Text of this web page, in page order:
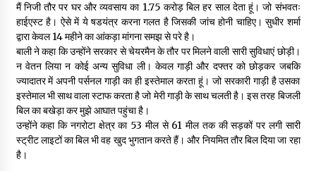
मैं निजी तौर पर घर और व्यवसाय का 1.75 करोड़ बिल हर साल देता हूं। जो संभवतः
हाईएस्ट है। ऐसे में ये षडयंत्र करना गलत है जिसकी जांच होनी चाहिए। सुधीर शर्मा
द्वारा केवल 14 महीने का आंकड़ा मांगना समझ से परे है।
बाली ने कहा कि उन्होंने सरकार से चेयरमैन के तौर पर मिलने वाली सारी सुविधाएं छोड़ी।
न वेतन लिया न कोई अन्य सुविधा ली। केवल गाड़ी और दफ्तर को छोड़कर जबकि
ज्यादातर में अपनी पर्सनल गाड़ी का ही इस्तेमाल करता हूं। जो सरकारी गाड़ी है उसका
इस्तेमाल भी साथ वाला स्टाफ करता है जो मेरी गाड़ी के साथ चलती है। इस तरह बिजली
बिल का बखेड़ा कर मुझे आघात पहुंचा है।
उन्होंने कहा कि नगरोटा क्षेत्र का 53 मील से 61 मील तक की सड़कों पर लगी सारी
स्ट्रीट लाइटों का बिल भी वह खुद भुगतान करते हैं। और नियमित तौर बिल दिया जा रहा
है।